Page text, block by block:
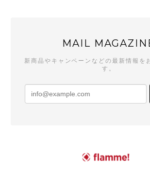
MAIL
新商品やキャンペーンなどの最新情報を
す。